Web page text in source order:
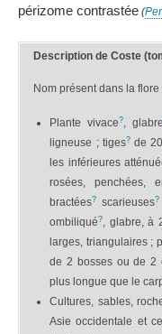
périzome contrastée (
Description de Coste
Nom présent dans la
Plante vivace?, glabre
ligneuse ; tiges?de
les inférieures
rosées, penchées,
bractées? scarieuses?
ombiliqué?, glabre, à
larges, triangulaires ;
de 2 bosses ou de 2
plus longue que le
Cultures, sables,
Asie occidentale et